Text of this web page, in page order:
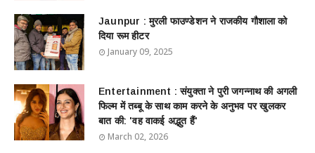
Jaunpur : ​मुरली फाउण्डेशन ने राजकीय गौशाला को
दिया रूम हीटर
January 09, 2025
Entertainment : ​संयुक्ता ने पुरी जगन्नाथ की अगली
फिल्म में तब्बू के साथ काम करने के अनुभव पर खुलकर
बात की: 'वह वाकई अद्भुत हैं'
March 02, 2026